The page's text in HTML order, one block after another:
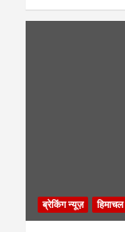
ब्रेकिंग न्यूज़